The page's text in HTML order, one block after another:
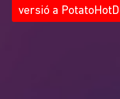
versió a